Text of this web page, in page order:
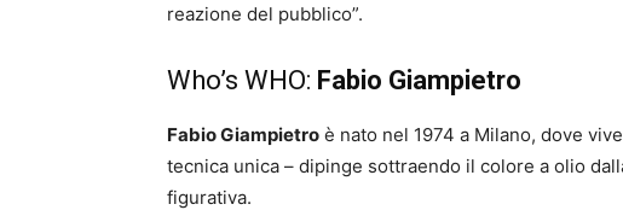
reazione del pubblico”.
Who’s WHO: Fabio Giampietro
Fabio Giampietro è nato nel 1974 a Milano, dove
tecnica unica – dipinge sottraendo il colore a olio
figurativa.